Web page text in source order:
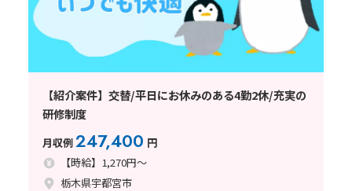
【紹介案件】交替/平日にお休みのある4勤2休/充実の
研修制度
月収例247,400 円
【時給】1,270円～
栃木県宇都宮市